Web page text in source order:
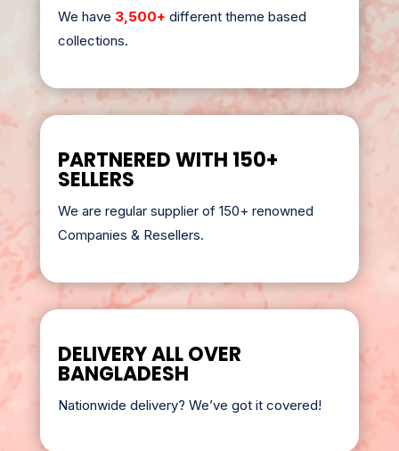
We have 3,500+ different theme based
collections.
PARTNERED WITH 150+
SELLERS
We are regular supplier of 150+ renowned
Companies & Resellers.
DELIVERY ALL OVER
BANGLADESH
Nationwide delivery? We’ve got it covered!